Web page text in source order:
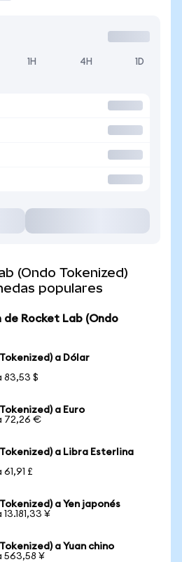
1H 4H 1D
(Ondo Tokenized)
populares
de Rocket Lab (Ondo
a Dólar
83,53 $
a Euro
72,26 €
a Libra Esterlina
£
a Yen japonés
¥
a Yuan chino
563,58 ¥